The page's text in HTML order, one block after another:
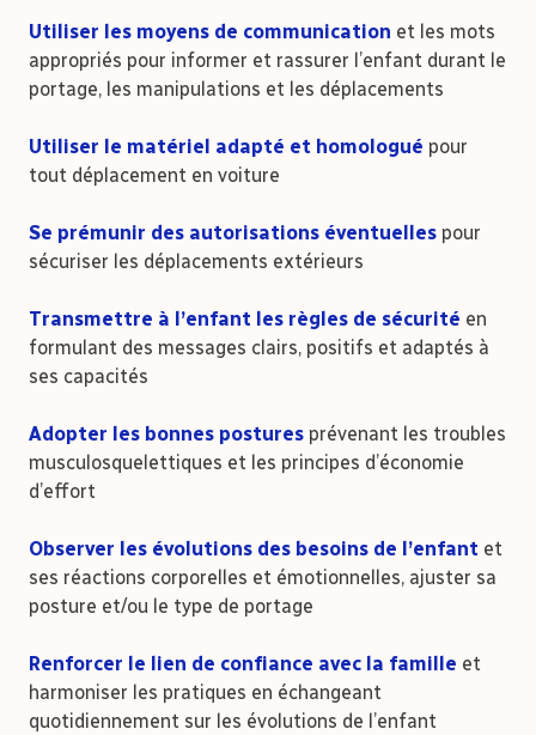
Utiliser les moyens de communication et les mots
appropriés pour informer et rassurer l’enfant durant le
portage, les manipulations et les déplacements
Utiliser le matériel adapté et homologué pour
tout déplacement en voiture
Se prémunir des autorisations éventuelles pour
sécuriser les déplacements extérieurs
Transmettre à l’enfant les règles de sécurité en
formulant des messages clairs, positifs et adaptés à
ses capacités
Adopter les bonnes postures prévenant les troubles
musculosquelettiques et les principes d’économie
d’effort
Observer les évolutions des besoins de l’enfant et
ses réactions corporelles et émotionnelles, ajuster sa
posture et/ou le type de portage
Renforcer le lien de confiance avec la famille et
harmoniser les pratiques en échangeant
quotidiennement sur les évolutions de l’enfant